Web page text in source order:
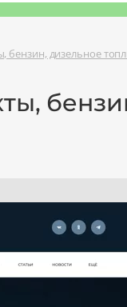
бензин, дизельное